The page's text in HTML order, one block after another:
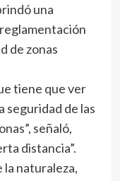
una
de zonas
tiene que ver
seguridad de las
señaló,
distancia”.
la naturaleza,